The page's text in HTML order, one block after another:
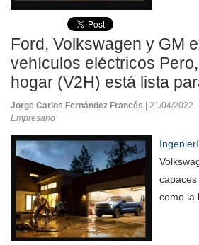
Ford, Volkswagen y GM
vehículos eléctricos
hogar (V2H) está lista
Jorge Carlos Fernández Francés
| 21/04/2022
Empresario
como la